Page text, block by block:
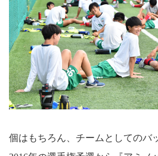
個はもちろん、チームとしてのバ